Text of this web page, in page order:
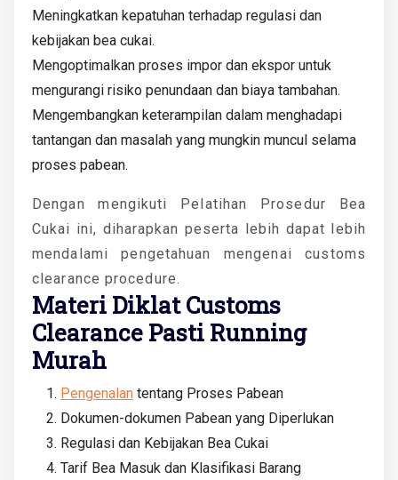
Meningkatkan kepatuhan terhadap regulasi dan
kebijakan bea cukai.
Mengoptimalkan proses impor dan ekspor untuk
mengurangi risiko penundaan dan biaya tambahan.
Mengembangkan keterampilan dalam menghadapi
tantangan dan masalah yang mungkin muncul selama
proses pabean.
Dengan mengikuti Pelatihan Prosedur Bea
Cukai ini, diharapkan peserta lebih dapat lebih
mendalami pengetahuan mengenai customs
clearance procedure.
Materi Diklat Customs
Clearance Pasti Running
Murah
Pengenalan tentang Proses Pabean
Dokumen-dokumen Pabean yang Diperlukan
Regulasi dan Kebijakan Bea Cukai
Tarif Bea Masuk dan Klasifikasi Barang